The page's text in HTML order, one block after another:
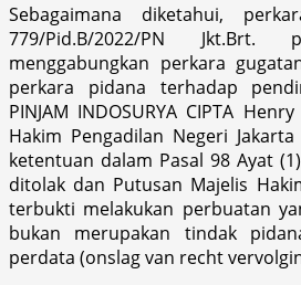
Sebagaimana diketahui,
779/Pid.B/2022/PN Jkt.Brt.
menggabungkan perkara
perkara pidana terhadap
PINJAM INDOSURYA CIPTA
Hakim Pengadilan Negeri
ketentuan dalam Pasal 98 Ayat
ditolak dan Putusan Majelis
terbukti melakukan perbuatan
bukan merupakan tindak
perdata (onslag van recht